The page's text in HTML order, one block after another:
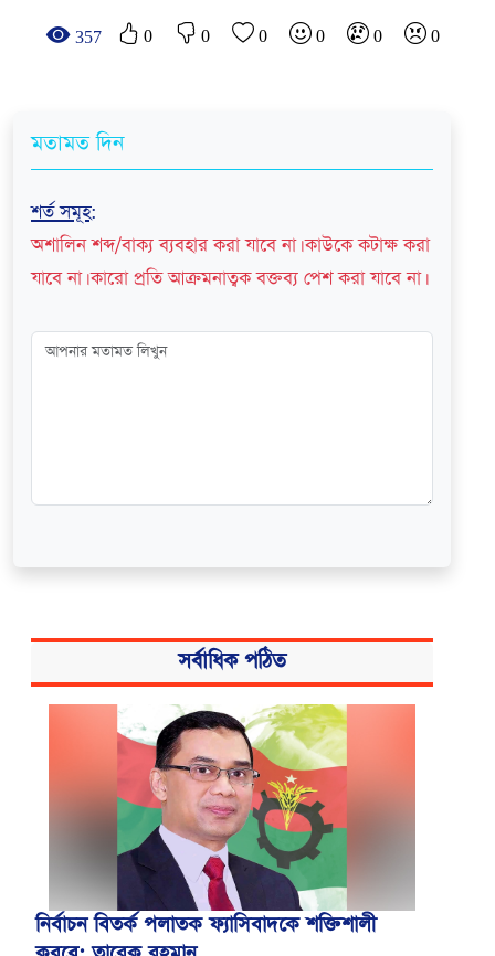
357 0 0 0 0 0 0
মতামত দিন
শর্ত সমূহ:
অশালিন শব্দ/বাক্য ব্যবহার করা যাবে না। কাউকে কটাক্ষ করা
যাবে না। কারো প্রতি আক্রমনাত্বক বক্তব্য পেশ করা যাবে না।
সর্বাধিক পঠিত
নির্বাচন বিতর্ক পলাতক ফ্যাসিবাদকে শক্তিশালী